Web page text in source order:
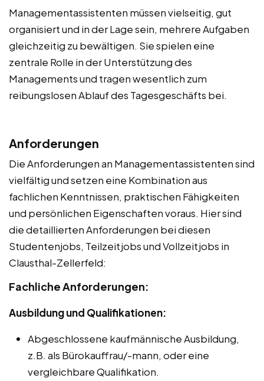
Managementassistenten müssen vielseitig, gut
organisiert und in der Lage sein, mehrere Aufgaben
gleichzeitig zu bewältigen. Sie spielen eine
zentrale Rolle in der Unterstützung des
Managements und tragen wesentlich zum
reibungslosen Ablauf des Tagesgeschäfts bei.
Anforderungen
Die Anforderungen an Managementassistenten sind
vielfältig und setzen eine Kombination aus
fachlichen Kenntnissen, praktischen Fähigkeiten
und persönlichen Eigenschaften voraus. Hier sind
die detaillierten Anforderungen bei diesen
Studentenjobs, Teilzeitjobs und Vollzeitjobs in
Clausthal-Zellerfeld:
Fachliche Anforderungen:
Ausbildung und Qualifikationen:
Abgeschlossene kaufmännische Ausbildung,
z.B. als Bürokauffrau/-mann, oder eine
vergleichbare Qualifikation.